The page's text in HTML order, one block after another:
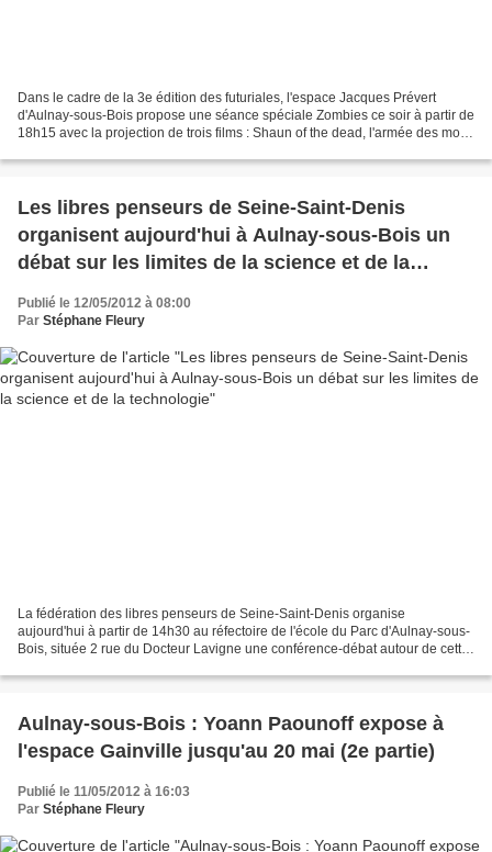
Dans le cadre de la 3e édition des futuriales, l'espace Jacques Prévert
d'Aulnay-sous-Bois propose une séance spéciale Zombies ce soir à partir de
18h15 avec la projection de trois films : Shaun of the dead, l'armée des morts
Les libres penseurs de Seine-Saint-Denis
organisent aujourd'hui à Aulnay-sous-Bois un
débat sur les limites de la science et de la
Publié le 12/05/2012 à 08:00
Par Stéphane Fleury
La fédération des libres penseurs de Seine-Saint-Denis organise
aujourd'hui à partir de 14h30 au réfectoire de l'école du Parc d'Aulnay-sous-
Bois, située 2 rue du Docteur Lavigne une conférence-débat autour de cette
Aulnay-sous-Bois : Yoann Paounoff expose à
l'espace Gainville jusqu'au 20 mai (2e partie)
Publié le 11/05/2012 à 16:03
Par Stéphane Fleury